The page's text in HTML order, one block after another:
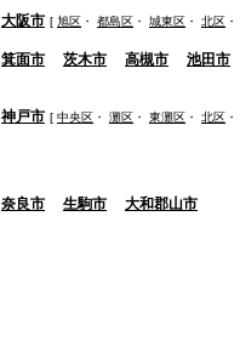
大阪市 [ 旭区 ・ 都島区 ・ 城東区 ・ 北区 ・
箕面市 茨木市 高槻市 池田市
神戸市 [ 中央区 ・ 灘区 ・ 東灘区 ・ 北区 ・
奈良市 生駒市 大和郡山市